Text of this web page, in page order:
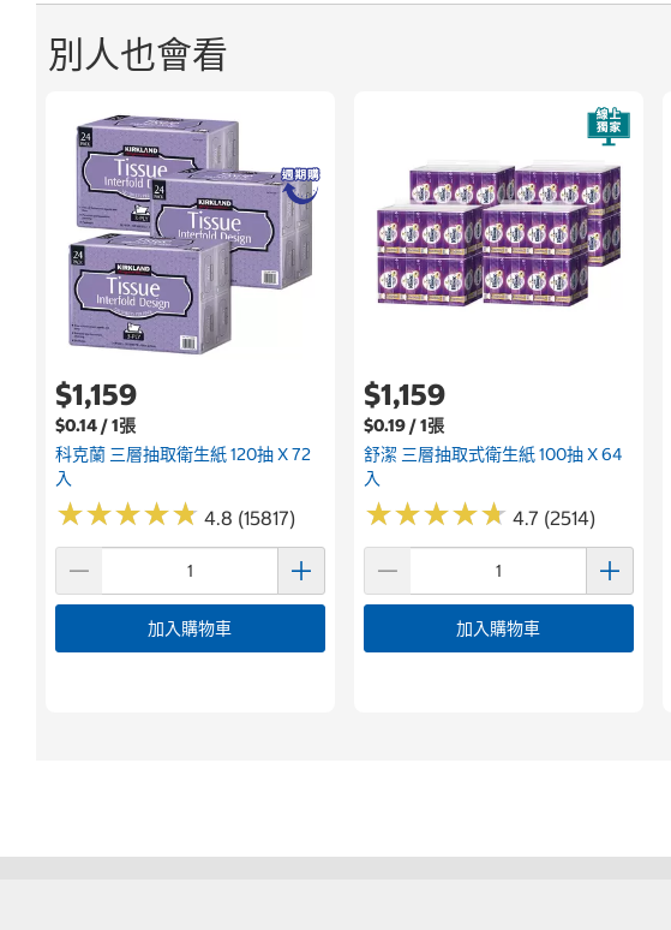
別人也會看
$1,159
$0.14 / 1張
科克蘭 三層抽取衛生紙 120抽 X 72
入
★★★★★
★★★★★ 4.8 (15817)
加入購物車
$1,159
$0.19 / 1張
舒潔 三層抽取式衛生紙 100抽 X 64
入
★★★★★
★★★★★ 4.7 (2514)
加入購物車